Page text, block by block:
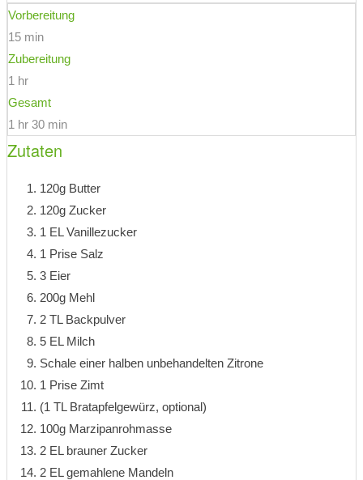
Vorbereitung
15 min
Zubereitung
1 hr
Gesamt
1 hr 30 min
Zutaten
120g Butter
120g Zucker
1 EL Vanillezucker
1 Prise Salz
3 Eier
200g Mehl
2 TL Backpulver
5 EL Milch
Schale einer halben unbehandelten Zitrone
1 Prise Zimt
(1 TL Bratapfelgewürz, optional)
100g Marzipanrohmasse
2 EL brauner Zucker
2 EL gemahlene Mandeln